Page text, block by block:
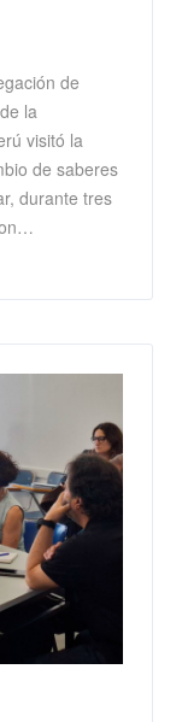
de
la
visitó la
de saberes
durante tres